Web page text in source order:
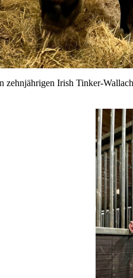
zehnjährigen Irish Tinker-